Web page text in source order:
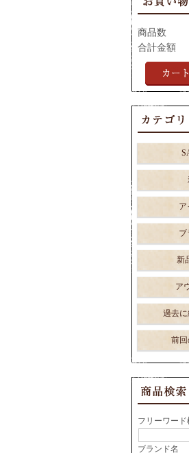
商品数
合計金額
ア
ブ
新
ア
過去
前
フリーワード
ブランド名